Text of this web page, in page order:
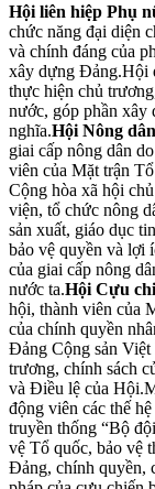
Hội liên hiệp Phụ
chức năng đại diện
và chính đáng của
xây dựng Đảng.Hội
thực hiện chủ
nước, góp phần xây
nghĩa.Hội Nông
giai cấp nông dân
viên của Mặt trận
Cộng hòa xã hội
viện, tổ chức nông
sản xuất, giáo dục
bảo vệ quyền và lợi
của giai cấp nông
nước ta.​Hội Cựu
hội, thành viên của
của chính quyền
Đảng Cộng sản Việt
trương, chính sách
và Điều lệ của
động viên các thế
truyền thống “Bộ
vệ Tổ quốc, bảo vệ
Đảng, chính quyền,